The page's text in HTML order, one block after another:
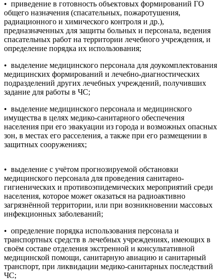
• приведение в готовность объектовых формирований ГО
общего назначения (спасательных, пожаротушения,
радиационного и химического контроля и др.),
предназначенных для защиты больных и персонала, ведения
спасательных работ на территории лечебного учреждения, и
определение порядка их использования;
• выделение медицинского персонала для доукомплектования
медицинских формирований и лечебно-диагностических
подразделений других лечебных учреждений, получивших
задание для работы в ЧС;
• выделение медицинского персонала и медицинского
имущества в целях медико-санитарного обеспечения
населения при его эвакуации из города и возможных опасных
зон, в местах его расселения, а также при его размещении в
защитных сооружениях;
• выделение с учётом прогнозируемой обстановки
медицинского персонала для проведения санитарно-
гигиенических и противоэпидемических мероприятий среди
населения, которое может оказаться на радиоактивно
загрязнённой территории, или при возникновении массовых
инфекционных заболеваний;
• определение порядка использования персонала и
транспортных средств в лечебных учреждениях, имеющих в
своём составе отделения экстренной и консультативной
медицинской помощи, санитарную авиацию и санитарный
транспорт, при ликвидации медико-санитарных последствий
ЧС;